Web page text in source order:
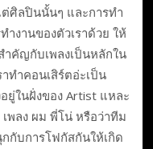
ศิลปินนั้นๆ และการทำ
งานของตัวเราด้วย ให้
ำคัญกับเพลงเป็นหลักใน
ทำคอนเสิร์ตอ่ะเป็น
ยู่ในฝั่งของ Artist แหละ
พลง ผม พี่โน่ หรือว่าทีม
กกับการโฟกัสกันให้เกิด